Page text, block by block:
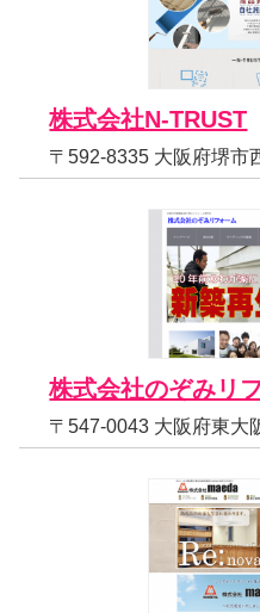
株式会社N-TRUST
〒592-8335 大阪府堺市
株式会社のぞみリ
〒547-0043 大阪府東大